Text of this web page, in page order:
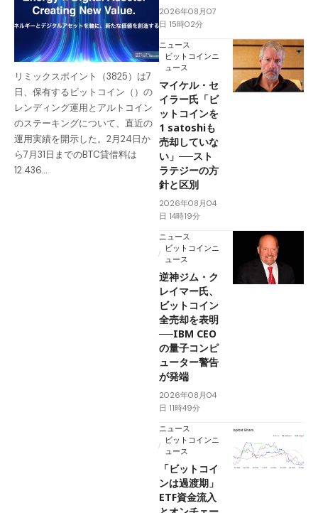
リミックスポイント（3825）は7
日、保有するビットコイン（）の
レンディング運用とアルトコイン
のステーキングについて、直近の
運用実績を開示した。2月24日か
ら7月31日までのBTC貸借料は
12.436…
2026年08月07
日 15時02分
ニュース
ビットコインニ
ュース
マイケル・セ
イラー氏「ビ
ットコインを
1 satoshiも
売却していな
い」──スト
ラテジーの方
針と区別
2026年08月04
日 14時19分
ニュース
ビットコインニ
ュース
逆神ジム・ク
レイマー氏、
ビットコイン
全売却を表明
──IBM CEO
の量子コンピ
ューター警告
が発端
2026年08月04
日 11時49分
ニュース
ビットコインニ
ュース
「ビットコイ
ンは過渡期」
ETF資金流入